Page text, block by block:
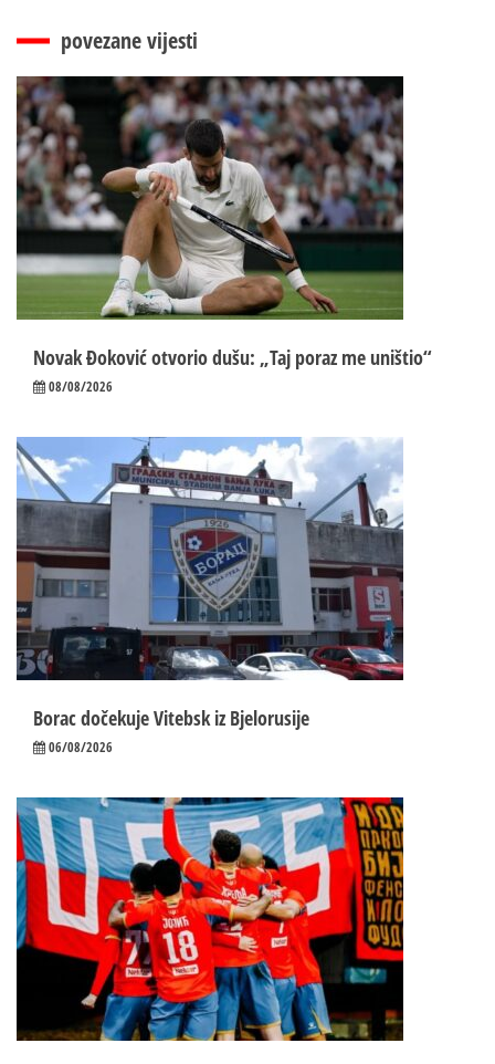
povezane vijesti
Novak Đoković otvorio dušu: „Taj poraz me uništio“
08/08/2026
Borac dočekuje Vitebsk iz Bjelorusije
06/08/2026